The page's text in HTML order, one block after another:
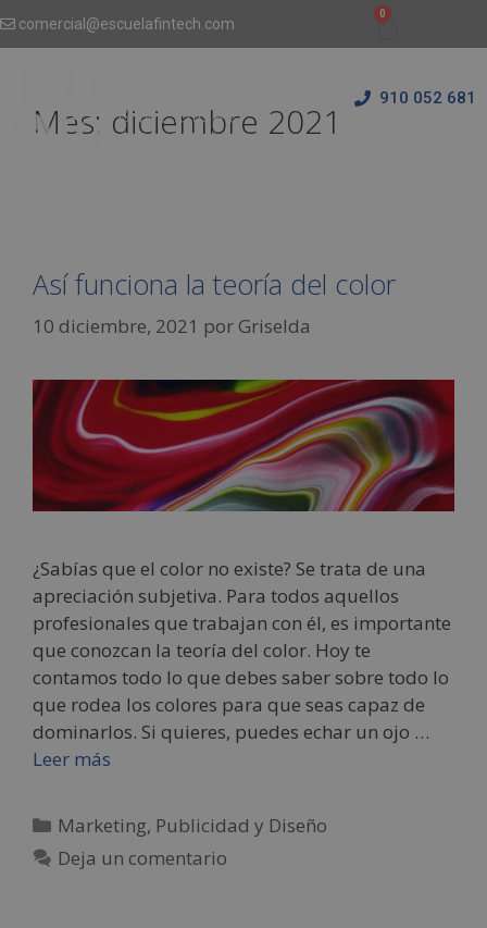
comercial@escuelafintech.com
910 052 681
Mes: diciembre 2021
Así funciona la teoría del color
10 diciembre, 2021 por Griselda
¿Sabías que el color no existe? Se trata de una
apreciación subjetiva. Para todos aquellos
profesionales que trabajan con él, es importante
que conozcan la teoría del color. Hoy te
contamos todo lo que debes saber sobre todo lo
que rodea los colores para que seas capaz de
dominarlos. Si quieres, puedes echar un ojo …
Leer más
Marketing, Publicidad y Diseño
Deja un comentario